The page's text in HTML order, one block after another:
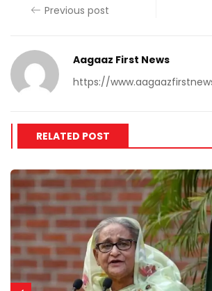
Previous post
Aagaaz First News
https://
RELATED POST